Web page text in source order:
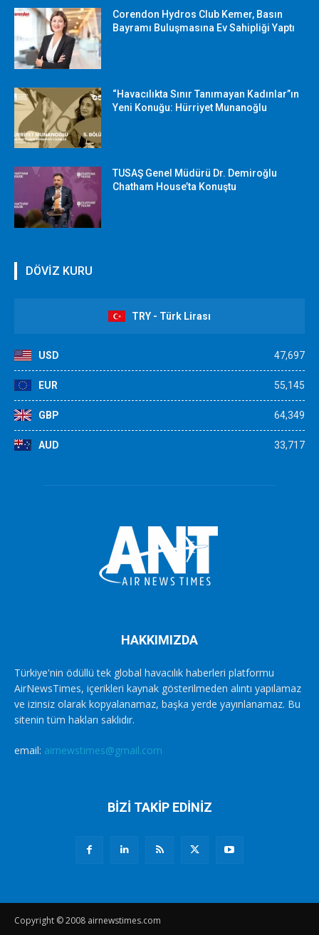
Corendon Hydros Club Kemer, Basın
Bayramı Buluşmasına Ev Sahipliği Yaptı
“Havacılıkta Sınır Tanımayan Kadınlar”ın
Yeni Konuğu: Hürriyet Munanoğlu
TUSAŞ Genel Müdürü Dr. Demiroğlu
Chatham House’ta Konuştu
DÖVİZ KURU
TRY - Türk Lirası
USD 47,697
EUR 55,145
GBP 64,349
AUD 33,717
HAKKIMIZDA
Türkiye'nin ödüllü tek global havacılık haberleri platformu
AirNewsTimes, içerikleri kaynak gösterilmeden alıntı yapılamaz
ve izinsiz olarak kopyalanamaz, başka yerde yayınlanamaz. Bu
sitenin tüm hakları saklıdır.
email: airnewstimes@gmail.com
BİZİ TAKİP EDİNİZ
Copyright © 2008 airnewstimes.com